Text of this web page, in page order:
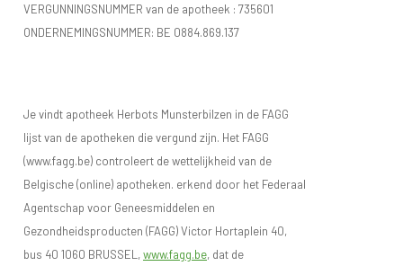
VERGUNNINGSNUMMER van de apotheek : 735601
ONDERNEMINGSNUMMER: BE 0884.869.137
Je vindt apotheek Herbots Munsterbilzen in de FAGG
lijst van de apotheken die vergund zijn. Het FAGG
(www.fagg.be) controleert de wettelijkheid van de
Belgische (online) apotheken. erkend door het Federaal
Agentschap voor Geneesmiddelen en
Gezondheidsproducten (FAGG) Victor Hortaplein 40,
bus 40 1060 BRUSSEL,www.fagg.be, dat de